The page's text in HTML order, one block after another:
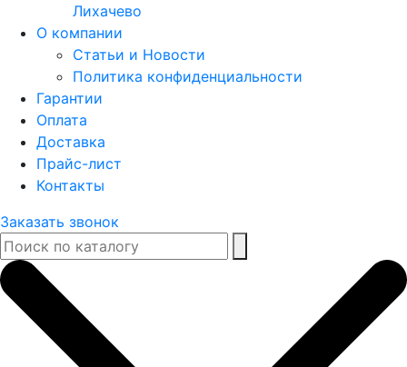
Лихачево
О компании
Статьи и Новости
Политика конфиденциальности
Гарантии
Оплата
Доставка
Прайс-лист
Контакты
Заказать звонок